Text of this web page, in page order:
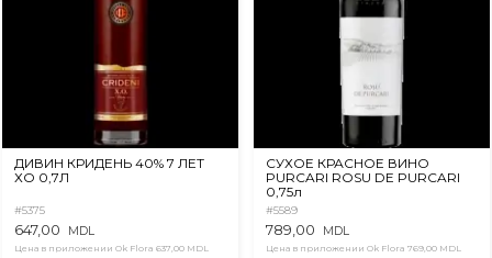
ДИВИН КРИДЕНЬ 40% 7 ЛЕТ
ХО 0,7Л
#5375
647,00 MDL
Цена в приложении Ok Flora 637,00 MDL
СУХОЕ КРАСНОЕ ВИНО
PURCARI ROSU DE PURCARI
0,75л
#5589
789,00 MDL
Цена в приложении Ok Flora 769,00 MDL